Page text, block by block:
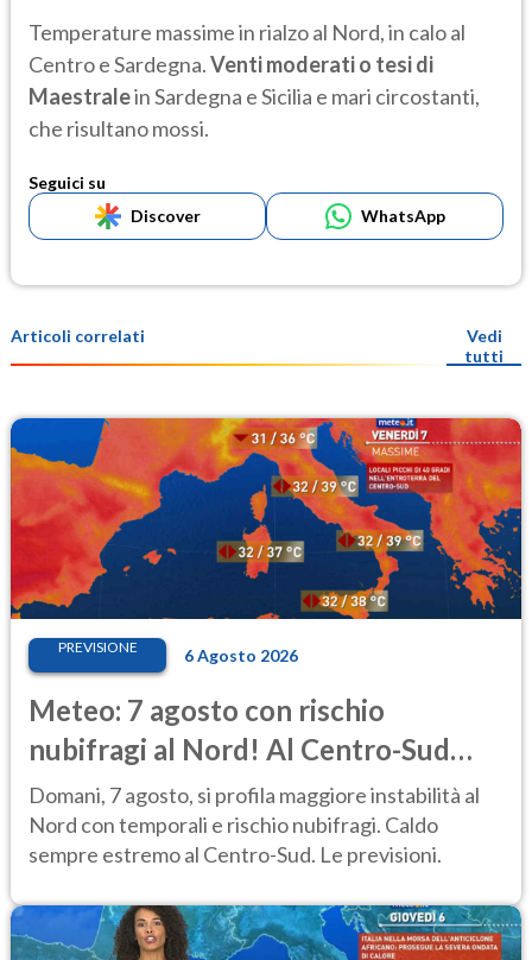
Temperature massime in rialzo al Nord, in calo al
Centro e Sardegna.Venti moderati o tesi di
Maestralein Sardegna e Sicilia e mari circostanti,
che risultano mossi.
Seguici su
Discover
WhatsApp
Articoli correlati
Vedi
tutti
PREVISIONE 6 Agosto 2026
Meteo: 7 agosto con rischio
nubifragi al Nord! Al Centro-Sud
caldo estremo
Domani, 7 agosto, si profila maggiore instabilità al
Nord con temporali e rischio nubifragi. Caldo
sempre estremo al Centro-Sud. Le previsioni.